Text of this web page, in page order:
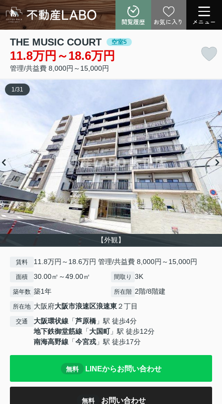
閲覧履歴 お気に入り メニュー
THE MUSIC COURT 空室5
11.8万円～18.6万円
管理/共益費 8,000円～15,000円
【外観】
1 /31
賃料 11.8万円～18.6万円 管理/共益費 8,000円～15,000円
面積 30.00㎡～49.00㎡ 間取り 3K
築年数 築1年 所在階 2階/8階建
所在地 大阪府大阪市浪速区浪速東２丁目
交通 大阪環状線 「芦原橋 」駅 徒歩4分
地下鉄御堂筋線 「大国町」駅 徒歩12分
南海高野線 「今宮戎 」駅 徒歩17分
無料 LINEからお問い合わせ
無料 お問い合わせ